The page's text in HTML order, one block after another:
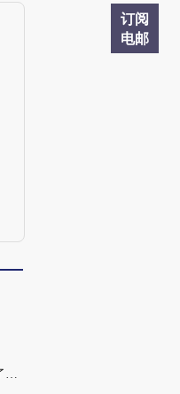
订阅
电邮
南阳水氢汽车：铝合金制氢的老办法为何上了今日“头条”